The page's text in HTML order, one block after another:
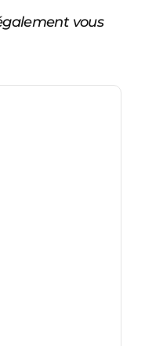
vous